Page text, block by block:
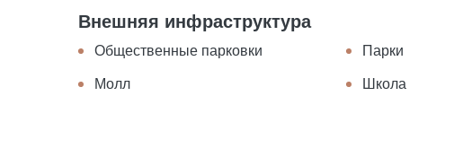
Внешняя инфраструктура
Общественные парковки Парки
Молл Школа